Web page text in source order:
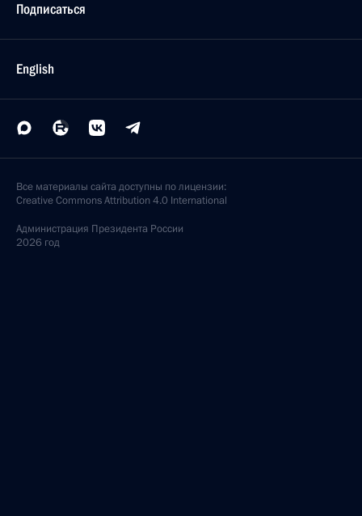
Подписаться
English
Все материалы сайта доступны по лицензии:
Creative Commons Attribution 4.0 International
Администрация Президента России
2026 год